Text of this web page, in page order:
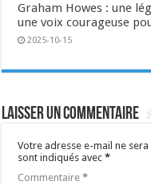
Graham Howes : une
une voix courageuse
2025-10-15
Laisser un commentaire
Votre adresse e-mail ne
sont indiqués avec*
Commentaire*